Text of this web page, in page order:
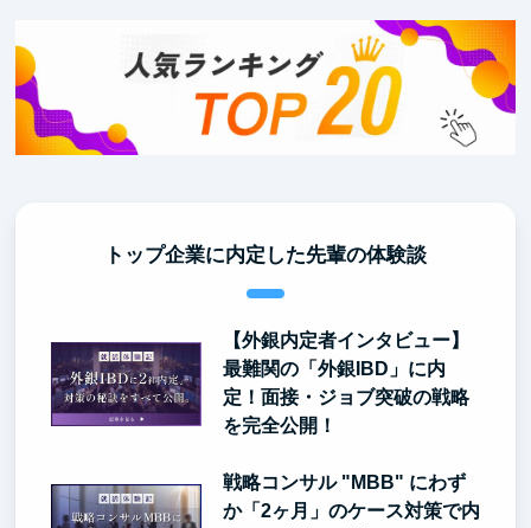
トップ企業に内定した先輩の体験談
【外銀内定者インタビュー】
最難関の「外銀IBD」に内
定！面接・ジョブ突破の戦略
を完全公開！
戦略コンサル "MBB" にわず
か「2ヶ月」のケース対策で内